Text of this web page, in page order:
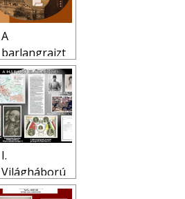
A
barlangrajzt
ól a
nyomtatott
könyvig
I.
Világháború